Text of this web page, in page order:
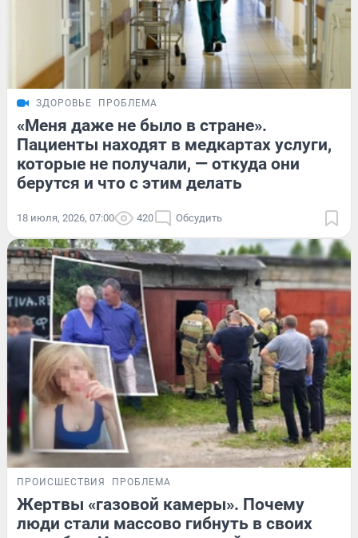
ЗДОРОВЬЕ ПРОБЛЕМА
«Меня даже не было в стране».
Пациенты находят в медкартах услуги,
которые не получали, — откуда они
берутся и что с этим делать
18 июля, 2026, 07:00 420 Обсудить
ПРОИСШЕСТВИЯ ПРОБЛЕМА
Жертвы «газовой камеры». Почему
люди стали массово гибнуть в своих